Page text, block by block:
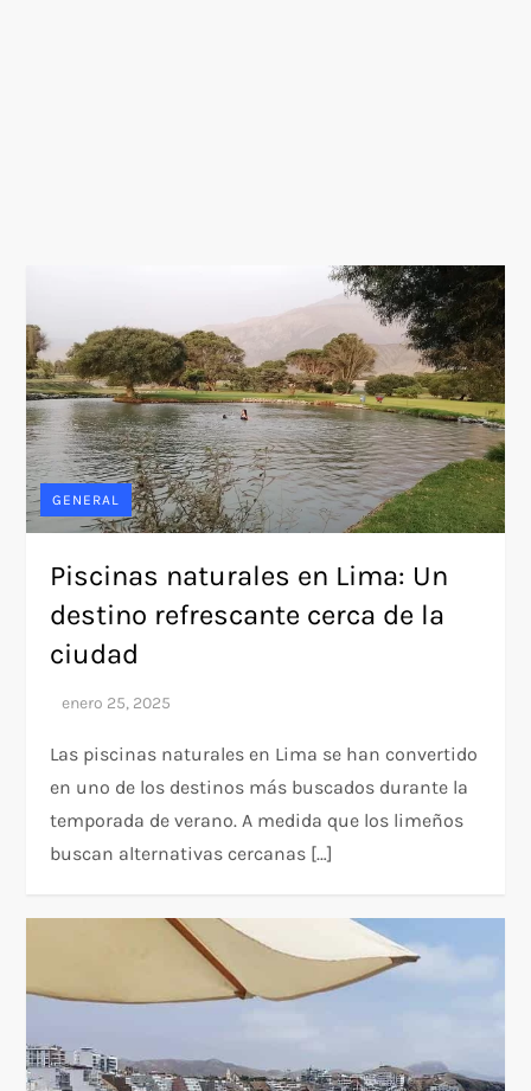
GENERAL
Piscinas naturales en Lima: Un
destino refrescante cerca de la
ciudad
Las piscinas naturales en Lima se han convertido
en uno de los destinos más buscados durante la
temporada de verano. A medida que los limeños
buscan alternativas cercanas […]